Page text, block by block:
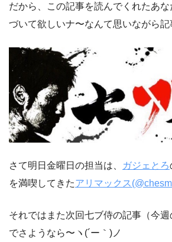
だから、この記事を読んでくれたあ
づいて欲しいナ〜なんて思いながら記
さて明日金曜日の担当は、 ガジェとろ
を満喫してきたアリマックス
それではまた次回七ブ侍の記事（今週
でさようなら〜ヽ(´ー｀)ノ